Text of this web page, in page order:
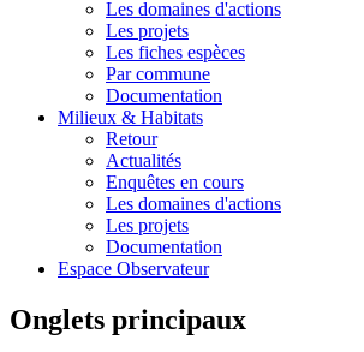
Les domaines d'actions
Les projets
Les fiches espèces
Par commune
Documentation
Milieux & Habitats
Retour
Actualités
Enquêtes en cours
Les domaines d'actions
Les projets
Documentation
Espace Observateur
Onglets principaux